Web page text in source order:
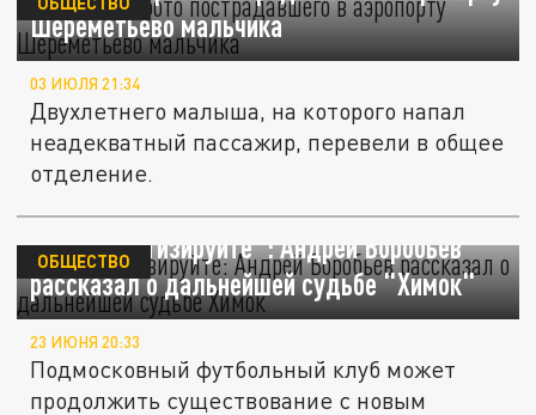
Шереметьево мальчика
03 ИЮЛЯ 21:34
Двухлетнего малыша, на которого напал
неадекватный пассажир, перевели в общее
отделение.
"Не драматизируйте": Андрей Воробьёв
рассказал о дальнейшей судьбе "Химок"
ОБЩЕСТВО
23 ИЮНЯ 20:33
Подмосковный футбольный клуб может
продолжить существование с новым